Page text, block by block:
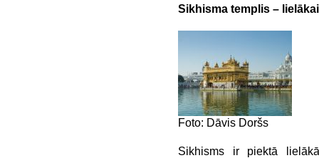
Sikhisma templis –
Foto: Dāvis Doršs
Sikhisms ir piektā